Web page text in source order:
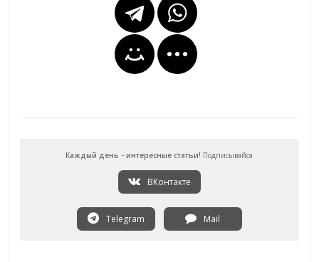
Каждый день - интересные статьи! Подписывайся
ВКонтакте
Telegram Mail